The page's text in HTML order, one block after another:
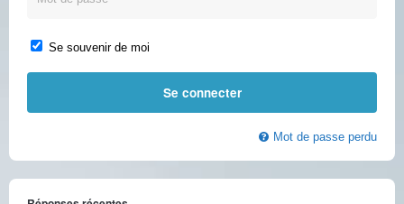
Se souvenir de moi
Mot de passe perdu